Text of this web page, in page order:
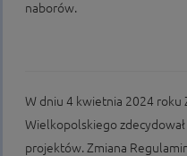
naborów.
W dniu 4 kwietnia 2024 roku
Wielkopolskiego
projektów. Zmiana